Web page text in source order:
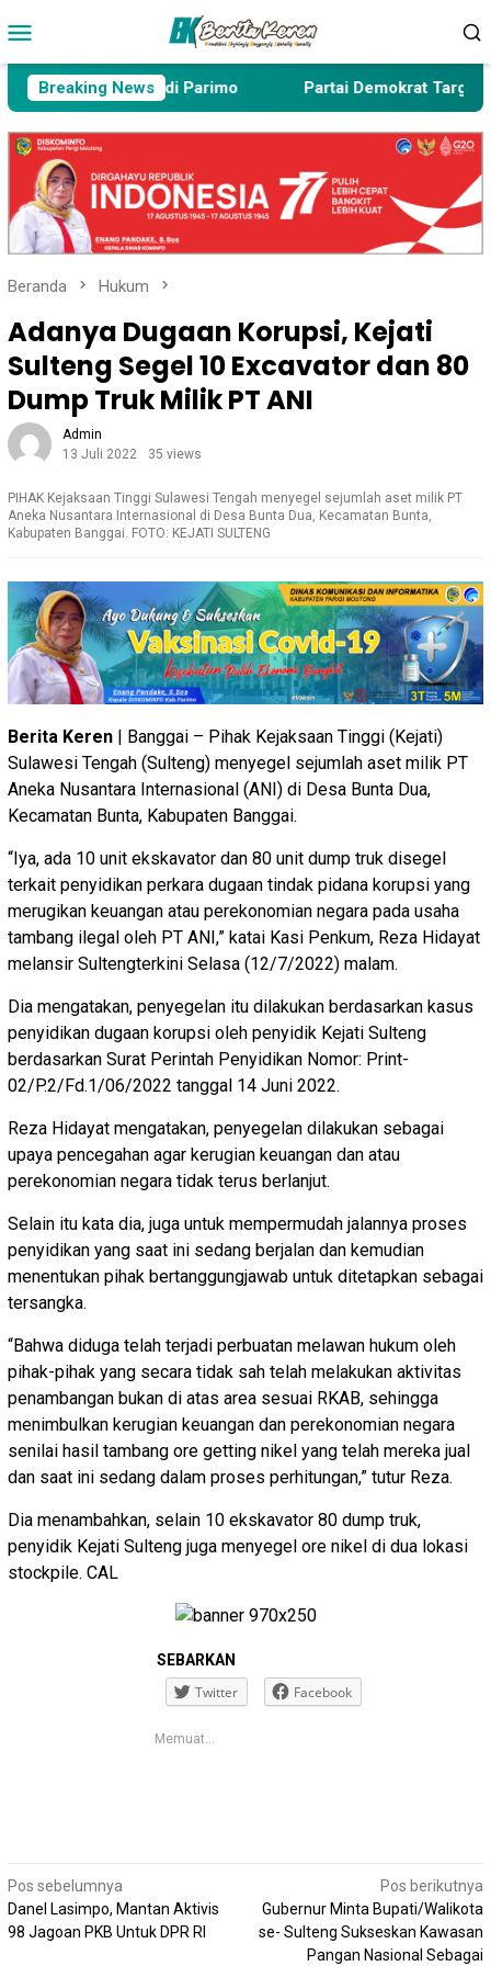
ke
Mobile
Breaking News
Perkara Tipikor di Parimo Partai Demokrat Target
Beranda Hukum
Adanya Dugaan Korupsi, Kejati
Sulteng Segel 10 Excavator dan 80
Dump Truk Milik PT ANI
Admin
13 Juli 2022
35 views
PIHAK Kejaksaan Tinggi Sulawesi Tengah menyegel sejumlah aset milik PT
Aneka Nusantara Internasional di Desa Bunta Dua, Kecamatan Bunta,
Kabupaten Banggai. FOTO: KEJATI SULTENG
Berita Keren | Banggai – Pihak Kejaksaan Tinggi (Kejati)
Sulawesi Tengah (Sulteng) menyegel sejumlah aset milik PT
Aneka Nusantara Internasional (ANI) di Desa Bunta Dua,
Kecamatan Bunta, Kabupaten Banggai.
“Iya, ada 10 unit ekskavator dan 80 unit dump truk disegel
terkait penyidikan perkara dugaan tindak pidana korupsi yang
merugikan keuangan atau perekonomian negara pada usaha
tambang ilegal oleh PT ANI,” katai Kasi Penkum, Reza Hidayat
melansir Sultengterkini Selasa (12/7/2022) malam.
Dia mengatakan, penyegelan itu dilakukan berdasarkan kasus
penyidikan dugaan korupsi oleh penyidik Kejati Sulteng
berdasarkan Surat Perintah Penyidikan Nomor: Print-
02/P.2/Fd.1/06/2022 tanggal 14 Juni 2022.
Reza Hidayat mengatakan, penyegelan dilakukan sebagai
upaya pencegahan agar kerugian keuangan dan atau
perekonomian negara tidak terus berlanjut.
Selain itu kata dia, juga untuk mempermudah jalannya proses
penyidikan yang saat ini sedang berjalan dan kemudian
menentukan pihak bertanggungjawab untuk ditetapkan sebagai
tersangka.
“Bahwa diduga telah terjadi perbuatan melawan hukum oleh
pihak-pihak yang secara tidak sah telah melakukan aktivitas
penambangan bukan di atas area sesuai RKAB, sehingga
menimbulkan kerugian keuangan dan perekonomian negara
senilai hasil tambang ore getting nikel yang telah mereka jual
dan saat ini sedang dalam proses perhitungan,” tutur Reza.
Dia menambahkan, selain 10 ekskavator 80 dump truk,
penyidik Kejati Sulteng juga menyegel ore nikel di dua lokasi
stockpile. CAL
SEBARKAN
Twitter Facebook
Memuat...
Navigasi
pos
Pos sebelumnya
Danel Lasimpo, Mantan Aktivis
98 Jagoan PKB Untuk DPR RI
Pos berikutnya
Gubernur Minta Bupati/Walikota
se- Sulteng Sukseskan Kawasan
Pangan Nasional Sebagai